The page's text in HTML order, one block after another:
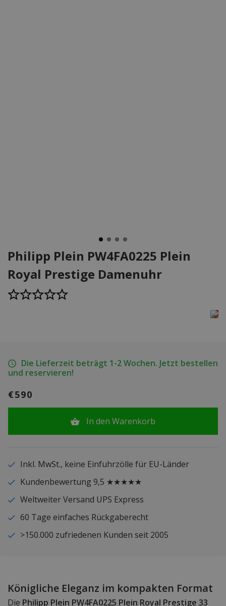
Philipp Plein PW4FA0225 Plein
Royal Prestige Damenuhr
Die Lieferzeit beträgt 1-2 Wochen. Jetzt bestellen
und reservieren!
€590
In den Warenkorb
Inkl. MwSt., keine Einfuhrzölle für EU-Länder
Kundenbewertung 9,5 ★★★★★
Weltweiter Versand UPS Express
60 Tage einfaches Rückgaberecht
>150.000 zufriedenen Kunden seit 2005
Königliche Eleganz im kompakten Format
Die Philipp Plein PW4FA0225 Plein Royal Prestige 33